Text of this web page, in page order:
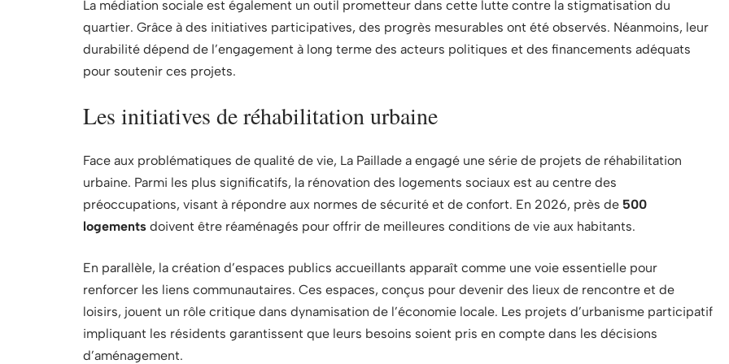
La médiation sociale est également un outil prometteur dans cette lutte contre la stigmatisation du
quartier. Grâce à des initiatives participatives, des progrès mesurables ont été observés. Néanmoins, leur
durabilité dépend de l’engagement à long terme des acteurs politiques et des financements adéquats
pour soutenir ces projets.
Les initiatives de réhabilitation urbaine
Face aux problématiques de qualité de vie, La Paillade a engagé une série de projets de réhabilitation
urbaine. Parmi les plus significatifs, la rénovation des logements sociaux est au centre des
préoccupations, visant à répondre aux normes de sécurité et de confort. En 2026, près de 500
logements doivent être réaménagés pour offrir de meilleures conditions de vie aux habitants.
En parallèle, la création d’espaces publics accueillants apparaît comme une voie essentielle pour
renforcer les liens communautaires. Ces espaces, conçus pour devenir des lieux de rencontre et de
loisirs, jouent un rôle critique dans dynamisation de l’économie locale. Les projets d’urbanisme participatif
impliquant les résidents garantissent que leurs besoins soient pris en compte dans les décisions
d’aménagement.